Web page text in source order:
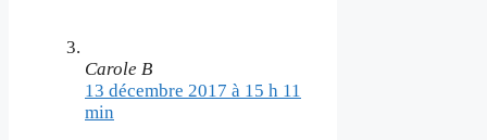
Carole B
13 décembre 2017 à 15 h 11
min